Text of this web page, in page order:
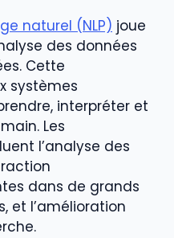
naturel (NLP) joue
des données
Cette
systèmes
interpréter et
Les
l’analyse des
dans de grands
et l’amélioration